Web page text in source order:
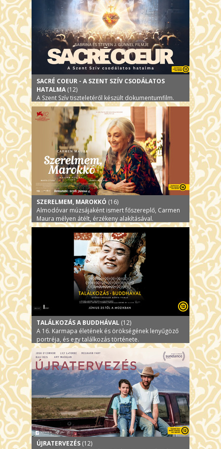
SACRÉ COEUR - A SZENT SZÍV CSODÁLATOS
HATALMA (12)
A Szent Szív tiszteletéről készült dokumentumfilm.
SZERELMEM, MAROKKÓ (16)
Almodóvar múzsájaként ismert főszereplő, Carmen
Maura mélyen átélt, érzékeny alakításával.
TALÁLKOZÁS A BUDDHÁVAL (12)
A 16. Karmapa életének és örökségének lenyűgöző
portréja, és egy találkozás története.
ÚJRATERVEZÉS (12)